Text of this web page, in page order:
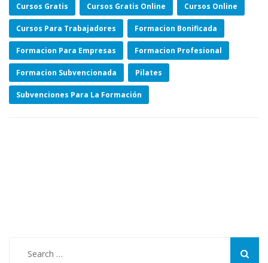
Cursos Gratis Cursos Gratis Online Cursos Online
Cursos Para Trabajadores Formacion Bonificada
Formacion Para Empresas Formacion Profesional
Formacion Subvencionada Pilates
Subvenciones Para La Formación